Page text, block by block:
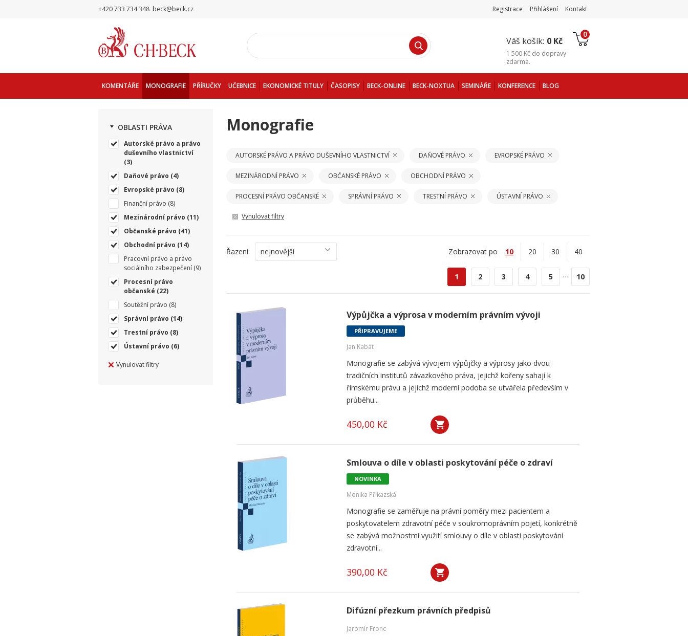
+420 733 734 348 beck@beck.cz Registrace Přihlášení Kontakt
Váš košík: 0 Kč
0
1 500 Kč do dopravy
zdarma.
KOMENTÁŘE MONOGRAFIE PŘÍRUČKY UČEBNICE EKONOMICKÉ TITULY ČASOPISY BECK-ONLINE BECK-NOXTUA SEMINÁŘE KONFERENCE BLOG
OBLASTI PRÁVA
Autorské právo a právo
duševního vlastnictví
(3)
Daňové právo (4)
Evropské právo (8)
Finanční právo (8)
Mezinárodní právo (11)
Občanské právo (41)
Obchodní právo (14)
Pracovní právo a právo
sociálního zabezpečení (9)
Procesní právo
občanské (22)
Soutěžní právo (8)
Správní právo (14)
Trestní právo (8)
Ústavní právo (6)
Vynulovat filtry
Monografie
AUTORSKÉ PRÁVO A PRÁVO DUŠEVNÍHO VLASTNICTVÍ DAŇOVÉ PRÁVO EVROPSKÉ PRÁVO
MEZINÁRODNÍ PRÁVO OBČANSKÉ PRÁVO OBCHODNÍ PRÁVO
PROCESNÍ PRÁVO OBČANSKÉ SPRÁVNÍ PRÁVO TRESTNÍ PRÁVO ÚSTAVNÍ PRÁVO
Vynulovat filtry
Řazení: nejnovější Zobrazovat po 10 20 30 40
1 2 3 4 5 ... 10
Výpůjčka a výprosa v moderním právním vývoji
PŘIPRAVUJEME
Jan Kabát
Monografie se zabývá vývojem výpůjčky a výprosy jako dvou
tradičních institutů závazkového práva, jejichž kořeny sahají k
římskému právu a jejichž moderní podoba se utvářela především v
průběhu...
450,00 Kč
Smlouva o díle v oblasti poskytování péče o zdraví
NOVINKA
Monika Příkazská
Monografie se zaměřuje na právní poměry mezi pacientem a
poskytovatelem zdravotní péče v soukromoprávním pojetí, konkrétně
se zabývá možnostmi využití smlouvy o díle v oblasti poskytování
zdravotní...
390,00 Kč
Difúzní přezkum právních předpisů
Jaromír Fronc